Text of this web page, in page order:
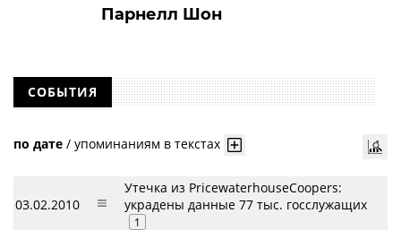
Парнелл Шон
СОБЫТИЯ
по дате / упоминаниям в текстах
03.02.2010
Утечка из PricewaterhouseCoopers:
украдены данные 77 тыс. госслужащих
1